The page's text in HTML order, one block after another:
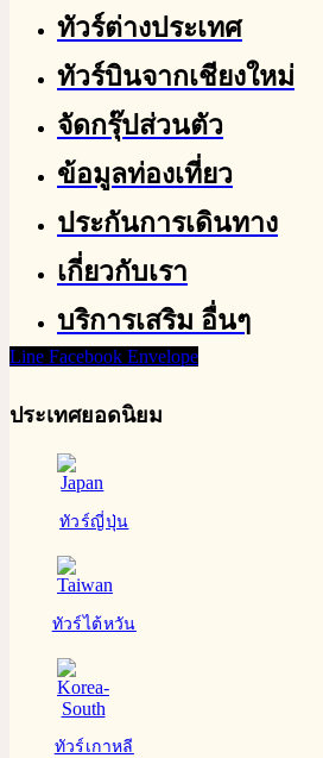
ทัวร์ต่างประเทศ
ทัวร์บินจากเชียงใหม่
จัดกรุ๊ปส่วนตัว
ข้อมูลท่องเที่ยว
ประกันการเดินทาง
เกี่ยวกับเรา
บริการเสริม อื่นๆ
Line Facebook Envelope
ประเทศยอดนิยม
ทัวร์ญี่ปุ่น
ทัวร์ไต้หวัน
ทัวร์เกาหลี